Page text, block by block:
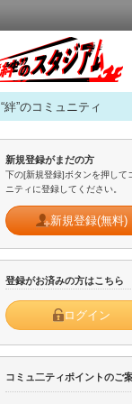
“絆”のコミュニティ
新規登録がまだの方
下の[新規登録]ボタンを押して
ニティに登録してください。
新規登録(無料)
登録がお済みの方はこちら
ログイン
コミュ二ティポイントのご